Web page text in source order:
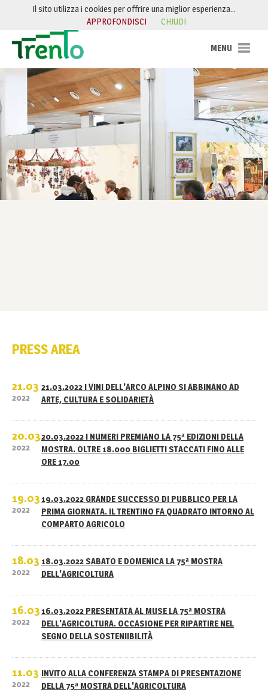
Salta al contenuto
PRESS AREA
21.03
2022
21.03.2022 I VINI DELL'ARCO ALPINO SI ABBINANO AD
ARTE, CULTURA E SOLIDARIETÀ
20.03
2022
20.03.2022 I NUMERI PREMIANO LA 75ª EDIZIONI DELLA
MOSTRA. OLTRE 18.000 BIGLIETTI STACCATI FINO ALLE
ORE 17.00
19.03
2022
19.03.2022 GRANDE SUCCESSO DI PUBBLICO PER LA
PRIMA GIORNATA. IL TRENTINO FA QUADRATO INTORNO AL
COMPARTO AGRICOLO
18.03
2022
18.03.2022 SABATO E DOMENICA LA 75ª MOSTRA
DELL'AGRICOLTURA
16.03
2022
16.03.2022 PRESENTATA AL MUSE LA 75ª MOSTRA
DELL'AGRICOLTURA. OCCASIONE PER RIPARTIRE NEL
SEGNO DELLA SOSTENIIBILITÀ
11.03
2022
INVITO ALLA CONFERENZA STAMPA DI PRESENTAZIONE
DELLA 75ª MOSTRA DELL'AGRICOLTURA
Il sito utilizza i cookies per offrire una miglior esperienza…
APPROFONDISCI
CHIUDI